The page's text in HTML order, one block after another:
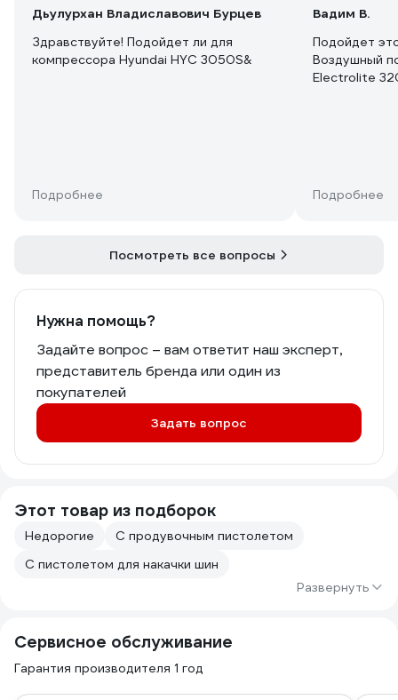
Дьулурхан Владиславович Бурцев
Здравствуйте! Подойдет ли для
компрессора Hyundai HYC 3050S&
Подробнее
Вадим В.
Подойдет
Воздушный
Electrolite
Подробнее
Посмотреть все вопросы
Нужна помощь?
Задайте вопрос – вам ответит наш эксперт,
представитель бренда или один из
покупателей
Задать вопрос
Этот товар из подборок
Недорогие
С продувочным пистолетом
С пистолетом для накачки шин
Развернуть
Сервисное обслуживание
Гарантия производителя 1 год